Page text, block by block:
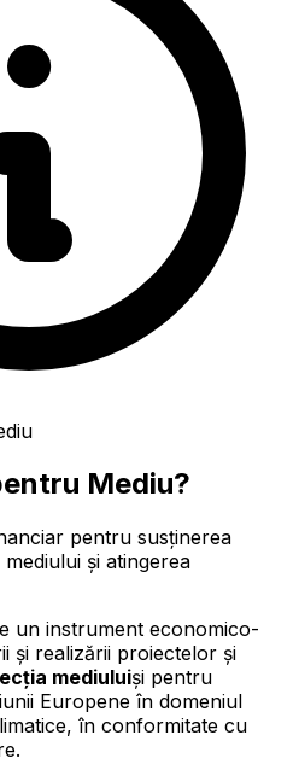
Mediu?
pentru susținerea
și atingerea
un instrument economico-
și realizării proiectelor și
mediuluiși pentru
Europene în domeniul
în conformitate cu